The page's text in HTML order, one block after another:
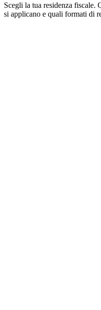
Scegli la tua residenza fiscale.
si applicano e quali formati di